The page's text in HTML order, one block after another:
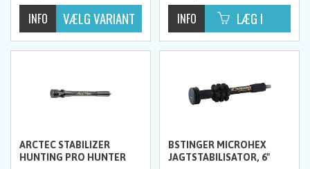
ARCTEC STABILIZER
HUNTING PRO HUNTER
BSTINGER MICROHEX
JAGTSTABILISATOR, 6"